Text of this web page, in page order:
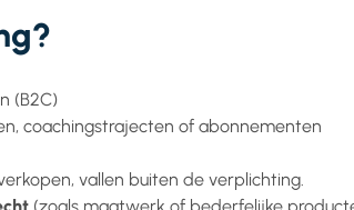
(B2C)
coachingstrajecten of abonnementen
vallen buiten de verplichting.